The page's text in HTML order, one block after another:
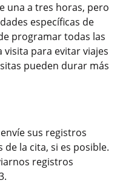
una a tres horas, pero
específicas de
programar todas las
visita para evitar viajes
pueden durar más
sus registros
la cita, si es posible.
registros